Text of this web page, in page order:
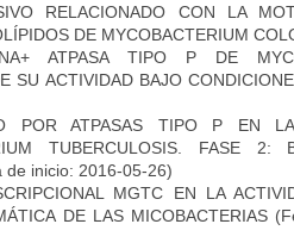
RELACIONADO CON LA
DE MYCOBACTERIUM
ATPASA TIPO P DE
SU ACTIVIDAD BAJO
POR ATPASAS TIPO P EN
TUBERCULOSIS. FASE 2:
de inicio: 2016-05-26)
MGTC EN LA
DE LAS MICOBACTERIAS